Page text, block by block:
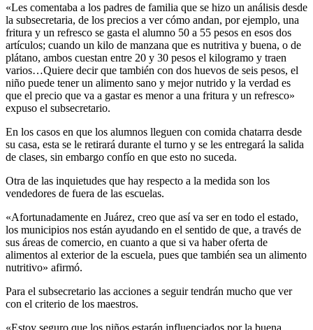
«Les comentaba a los padres de familia que se hizo un análisis desde
la subsecretaria, de los precios a ver cómo andan, por ejemplo, una
fritura y un refresco se gasta el alumno 50 a 55 pesos en esos dos
artículos; cuando un kilo de manzana que es nutritiva y buena, o de
plátano, ambos cuestan entre 20 y 30 pesos el kilogramo y traen
varios…Quiere decir que también con dos huevos de seis pesos, el
niño puede tener un alimento sano y mejor nutrido y la verdad es
que el precio que va a gastar es menor a una fritura y un refresco»
expuso el subsecretario.
En los casos en que los alumnos lleguen con comida chatarra desde
su casa, esta se le retirará durante el turno y se les entregará la salida
de clases, sin embargo confío en que esto no suceda.
Otra de las inquietudes que hay respecto a la medida son los
vendedores de fuera de las escuelas.
«Afortunadamente en Juárez, creo que así va ser en todo el estado,
los municipios nos están ayudando en el sentido de que, a través de
sus áreas de comercio, en cuanto a que si va haber oferta de
alimentos al exterior de la escuela, pues que también sea un alimento
nutritivo» afirmó.
Para el subsecretario las acciones a seguir tendrán mucho que ver
con el criterio de los maestros.
«Estoy seguro que los niños estarán influenciados por la buena